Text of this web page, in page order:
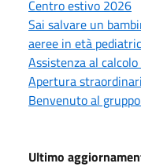
Centro estivo 2026
Sai salvare un
aeree in età
Assistenza al
Apertura
Benvenuto al
Ultimo